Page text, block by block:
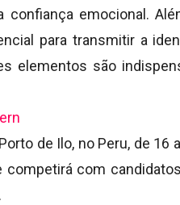
emocional.
para transmitir a
elementos são
de Ilo, no Peru, de 16
com